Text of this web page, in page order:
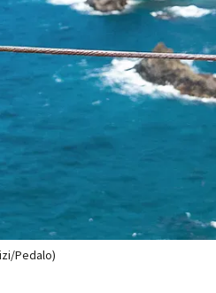
Pedalo)